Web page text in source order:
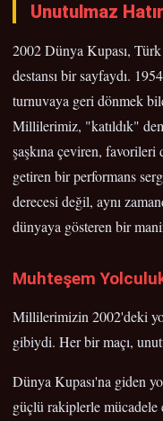
Unutulmaz
2002 Dünya Kupası, Türk
destansı bir sayfaydı.
turnuvaya geri dönmek
Millilerimiz, "katıldık"
şaşkına çeviren, favorileri
getiren bir performans
derecesi değil, aynı
dünyaya gösteren bir
Muhteşem
Millilerimizin 2002'deki
gibiydi. Her bir maçı,
Dünya Kupası'na giden
güçlü rakiplerle mücadele